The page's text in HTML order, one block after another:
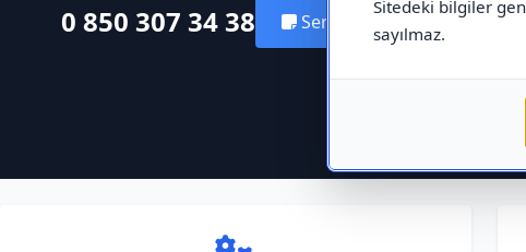
Sitedeki bilgiler
sayılmaz.
0 850 307 34 38 Servis Kaydı Oluştur